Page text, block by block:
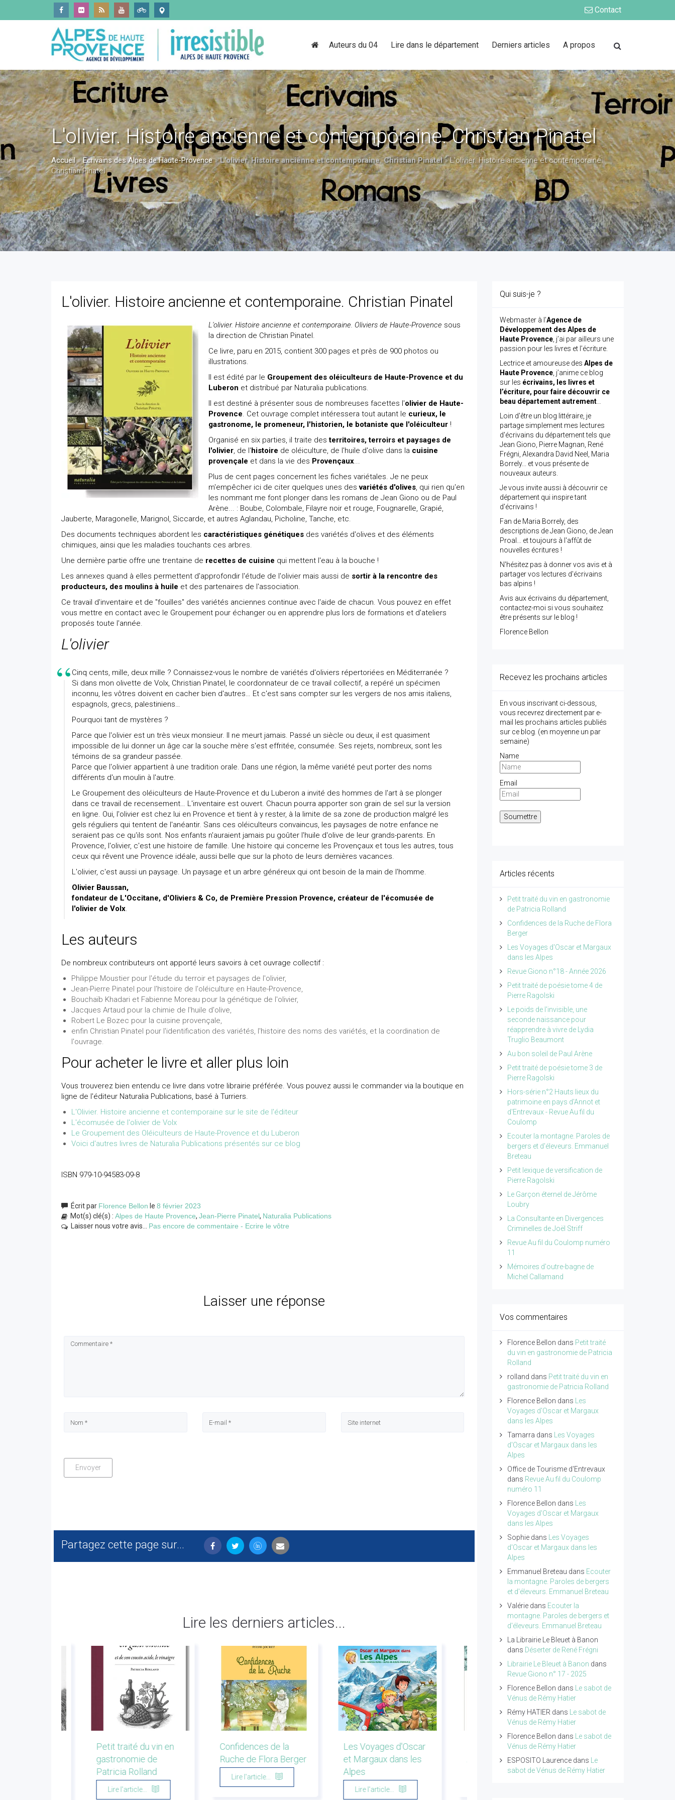
Contact
Auteurs du 04 Lire dans le département Derniers articles A propos
L'olivier. Histoire ancienne et contemporaine. Christian Pinatel
Accueil»Ecrivains des Alpes de Haute-Provence»L'olivier. Histoire ancienne et contemporaine. Christian Pinatel»L'olivier. Histoire ancienne et contemporaine.
Christian Pinatel
L'olivier. Histoire ancienne et contemporaine. Christian Pinatel
L'olivier. Histoire ancienne et contemporaine. Oliviers de Haute-Provence sous
la direction de Christian Pinatel.
Ce livre, paru en 2015, contient 300 pages et près de 900 photos ou
illustrations.
Il est édité par le Groupement des oléiculteurs de Haute-Provence et du
Luberon et distribué par Naturalia publications.
Il est destiné à présenter sous de nombreuses facettes l'olivier de Haute-
Provence. Cet ouvrage complet intéressera tout autant le curieux, le
gastronome, le promeneur, l'historien, le botaniste que l'oléiculteur !
Organisé en six parties, il traite desterritoires, terroirs et paysages de
l'olivier, de l'histoire de oléiculture, de l'huile d'olive dans la cuisine
provençale et dans la vie des Provençaux...
Plus de cent pages concernent les fiches variétales. Je ne peux
m'empêcher ici de citer quelques unes desvariétés d'olives, qui rien qu'en
les nommant me font plonger dans les romans de Jean Giono ou de Paul
Arène... : Boube, Colombale, Filayre noir et rouge, Fougnarelle, Grapié,
Jauberte, Maragonelle, Marignol, Siccarde, et autres Aglandau, Picholine, Tanche, etc.
Des documents techniques abordent les caractéristiques génétiques des variétés d'olives et des éléments
chimiques, ainsi que les maladies touchants ces arbres.
Une dernière partie offre une trentaine de recettes de cuisine qui mettent l'eau à la bouche !
Les annexes quand à elles permettent d'approfondir l'étude de l'olivier mais aussi de sortir à la rencontre des
producteurs, des moulins à huile et des partenaires de l'association.
Ce travail d'inventaire et de "fouilles" des variétés anciennes continue avec l'aide de chacun. Vous pouvez en effet
vous mettre en contact avec le Groupement pour échanger ou en apprendre plus lors de formations et d'ateliers
proposés toute l'année.
L'olivier
Cinq cents, mille, deux mille ? Connaissez-vous le nombre de variétés d'oliviers répertoriées en Méditerranée ?
Si dans mon olivette de Volx, Christian Pinatel, le coordonnateur de ce travail collectif, a repéré un spécimen
inconnu, les vôtres doivent en cacher bien d'autres… Et c'est sans compter sur les vergers de nos amis italiens,
espagnols, grecs, palestiniens…
Pourquoi tant de mystères ?
Parce que l'olivier est un très vieux monsieur. Il ne meurt jamais. Passé un siècle ou deux, il est quasiment
impossible de lui donner un âge car la souche mère s'est effritée, consumée. Ses rejets, nombreux, sont les
témoins de sa grandeur passée.
Parce que l'olivier appartient à une tradition orale. Dans une région, la même variété peut porter des noms
différents d'un moulin à l'autre.
Le Groupement des oléiculteurs de Haute-Provence et du Luberon a invité des hommes de l'art à se plonger
dans ce travail de recensement… L'inventaire est ouvert. Chacun pourra apporter son grain de sel sur la version
en ligne. Oui, l'olivier est chez lui en Provence et tient à y rester, à la limite de sa zone de production malgré les
gels réguliers qui tentent de l'anéantir. Sans ces oléiculteurs convaincus, les paysages de notre enfance ne
seraient pas ce qu'ils sont. Nos enfants n'auraient jamais pu goûter l'huile d'olive de leur grands-parents. En
Provence, l'olivier, c'est une histoire de famille. Une histoire qui concerne les Provençaux et tous les autres, tous
ceux qui rêvent une Provence idéale, aussi belle que sur la photo de leurs dernières vacances.
L'olivier, c'est aussi un paysage. Un paysage et un arbre généreux qui ont besoin de la main de l'homme.
Olivier Baussan,
fondateur de L'Occitane, d'Oliviers & Co, de Première Pression Provence, créateur de l'écomusée de
l'olivier de Volx.
Les auteurs
De nombreux contributeurs ont apporté leurs savoirs à cet ouvrage collectif :
Philippe Moustier pour l'étude du terroir et paysages de l'olivier,
Jean-Pierre Pinatel pour l'histoire de l'oléiculture en Haute-Provence,
Bouchaïb Khadari et Fabienne Moreau pour la génétique de l'olivier,
Jacques Artaud pour la chimie de l'huile d'olive,
Robert Le Bozec pour la cuisine provençale,
enfin Christian Pinatel pour l'identification des variétés, l'histoire des noms des variétés, et la coordination de
l'ouvrage.
Pour acheter le livre et aller plus loin
Vous trouverez bien entendu ce livre dans votre librairie préférée. Vous pouvez aussi le commander via la boutique en
ligne de l'éditeur Naturalia Publications, basé à Turriers.
L'Olivier. Histoire ancienne et contemporaine sur le site de l'éditeur
L'écomusée de l'olivier de Volx
Le Groupement des Oléiculteurs de Haute-Provence et du Luberon
Voici d'autres livres de Naturalia Publications présentés sur ce blog
ISBN 979-10-94583-09-8
Écrit par Florence Bellon le 8 février 2023
Mot(s) clé(s) : Alpes de Haute Provence, Jean-Pierre Pinatel, Naturalia Publications
Laisser nous votre avis... Pas encore de commentaire - Ecrire le vôtre
Laisser une réponse
Partagez cette page sur...
Lire les derniers articles...
Petit traité du vin en
gastronomie de
Patricia Rolland
Lire l'article...
Confidences de la
Ruche de Flora Berger
Lire l'article...
Les Voyages d'Oscar
et Margaux dans les
Alpes
Lire l'article...
Revue Giono n°18 -
Année 2026
tome 4 de Pierre
Ragolski
Qui suis-je ?
Webmaster à l’Agence de
Développement des Alpes de
Haute Provence, j’ai par ailleurs une
passion pour les livres et l’écriture.
Lectrice et amoureuse des Alpes de
Haute Provence, j’anime ce blog
sur les écrivains, les livres et
l’écriture, pour faire découvrir ce
beau département autrement…
Loin d'être un blog littéraire, je
partage simplement mes lectures
d'écrivains du département tels que
Jean Giono, Pierre Magnan, René
Frégni, Alexandra David Neel, Maria
Borrely... et vous présente de
nouveaux auteurs.
Je vous invite aussi à découvrir ce
département qui inspire tant
d'écrivains !
Fan de Maria Borrely, des
descriptions de Jean Giono, de Jean
Proal... et toujours à l'affût de
nouvelles écritures !
N'hésitez pas à donner vos avis et à
partager vos lectures d'écrivains
bas alpins !
Avis aux écrivains du département,
contactez-moi si vous souhaitez
être présents sur le blog !
Florence Bellon
Recevez les prochains articles
En vous inscrivant ci-dessous,
vous recevrez directement par e-
mail les prochains articles publiés
sur ce blog. (en moyenne un par
semaine)
Name
Email
Articles récents
Petit traité du vin en gastronomie
de Patricia Rolland
Confidences de la Ruche de Flora
Berger
Les Voyages d'Oscar et Margaux
dans les Alpes
Revue Giono n°18 - Année 2026
Petit traité de poésie tome 4 de
Pierre Ragolski
Le poids de l'invisible, une
seconde naissance pour
réapprendre à vivre de Lydia
Truglio Beaumont
Au bon soleil de Paul Arène
Petit traité de poésie tome 3 de
Pierre Ragolski
Hors-série n°2 Hauts lieux du
patrimoine en pays d'Annot et
d'Entrevaux - Revue Au fil du
Coulomp
Ecouter la montagne. Paroles de
bergers et d'éleveurs. Emmanuel
Breteau
Petit lexique de versification de
Pierre Ragolski
Le Garçon éternel de Jérôme
Loubry
La Consultante en Divergences
Criminelles de Joël Striff
Revue Au fil du Coulomp numéro
11
Mémoires d'outre-bagne de
Michel Callamand
Vos commentaires
Florence Bellon dans Petit traité
du vin en gastronomie de Patricia
Rolland
rolland dans Petit traité du vin en
gastronomie de Patricia Rolland
Florence Bellon dans
Les
Voyages d'Oscar et Margaux
dans les Alpes
Tamarra dans
Les Voyages
d'Oscar et Margaux dans les
Alpes
Office de Tourisme d'Entrevaux
dans Revue Au fil du Coulomp
numéro 11
Florence Bellon dans
Les
Voyages d'Oscar et Margaux
dans les Alpes
Sophiedans
Les Voyages
d'Oscar et Margaux dans les
Alpes
Emmanuel Breteau dans Ecouter
la montagne. Paroles de bergers
et d'éleveurs. Emmanuel Breteau
Valériedans Ecouter la
montagne. Paroles de bergers et
d'éleveurs. Emmanuel Breteau
La Librairie Le Bleuet à Banon
dans Déserter de René Frégni
Librairie Le Bleuet à Banon dans
Revue Giono n° 17 - 2025
Florence Bellon dans
Le sabot de
Vénus de Rémy Hatier
Rémy HATIER dans
Le sabot de
Vénus de Rémy Hatier
Florence Bellon dans
Le sabot de
Vénus de Rémy Hatier
ESPOSITO Laurencedans
Le
sabot de Vénus de Rémy Hatier